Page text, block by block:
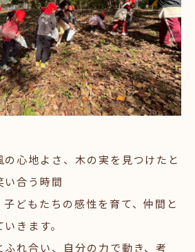
の心地よさ、木の実を見つけたと
い合う時間
どもたちの感性を育て、仲間と
きます。
れ合い、自分の力で動き、考